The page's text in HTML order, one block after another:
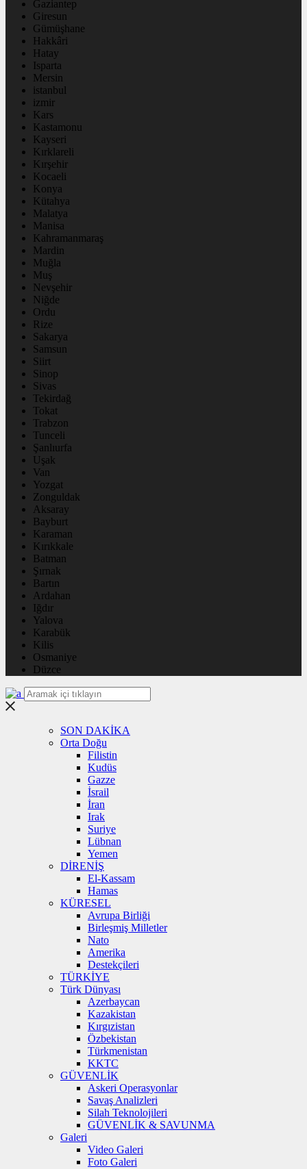
Gaziantep
Giresun
Gümüşhane
Hakkâri
Hatay
Isparta
Mersin
istanbul
izmir
Kars
Kastamonu
Kayseri
Kırklareli
Kırşehir
Kocaeli
Konya
Kütahya
Malatya
Manisa
Kahramanmaraş
Mardin
Muğla
Muş
Nevşehir
Niğde
Ordu
Rize
Sakarya
Samsun
Siirt
Sinop
Sivas
Tekirdağ
Tokat
Trabzon
Tunceli
Şanlıurfa
Uşak
Van
Yozgat
Zonguldak
Aksaray
Bayburt
Karaman
Kırıkkale
Batman
Şırnak
Bartın
Ardahan
Iğdır
Yalova
Karabük
Kilis
Osmaniye
Düzce
SON DAKİKA
Orta Doğu
Filistin
Kudüs
Gazze
İsrail
İran
Irak
Suriye
Lübnan
Yemen
DİRENİŞ
El-Kassam
Hamas
KÜRESEL
Avrupa Birliği
Birleşmiş Milletler
Nato
Amerika
Destekçileri
TÜRKİYE
Türk Dünyası
Azerbaycan
Kazakistan
Kırgızistan
Özbekistan
Türkmenistan
KKTC
GÜVENLİK
Askeri Operasyonlar
Savaş Analizleri
Silah Teknolojileri
GÜVENLİK & SAVUNMA
Galeri
Video Galeri
Foto Galeri